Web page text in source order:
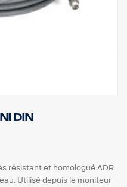
DIN
résistant et homologué ADR
Utilisé depuis le moniteur